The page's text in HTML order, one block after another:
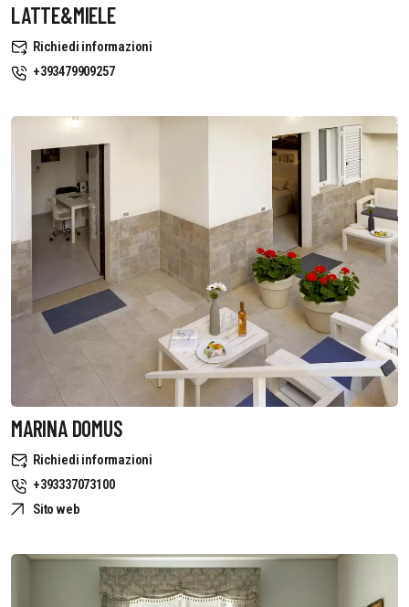
LATTE&MIELE
Richiedi informazioni
+393479909257
MARINA DOMUS
Richiedi informazioni
+393337073100
Sito web